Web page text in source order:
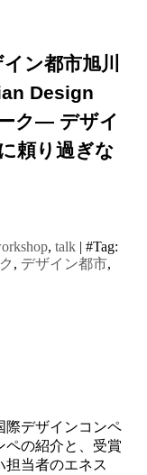
ン都市旭川
Design
ク― デザイ
頼り過ぎな
, talk | #Tag:
, デザイン都市,
際デザインコンペ
ペの紹介と、受賞
担当者のエネス